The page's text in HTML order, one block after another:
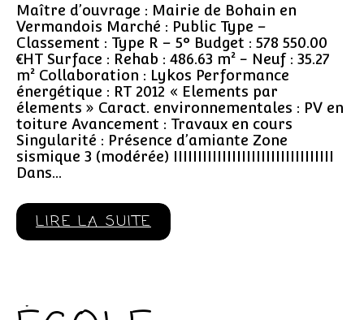
Maître d’ouvrage : Mairie de Bohain en
Vermandois Marché : Public Type –
Classement : Type R – 5° Budget : 578 550.00
€HT Surface : Rehab : 486.63 m² - Neuf : 35.27
m² Collaboration : Lykos Performance
énergétique : RT 2012 « Elements par
élements » Caract. environnementales : PV en
toiture Avancement : Travaux en cours
Singularité : Présence d’amiante Zone
sismique 3 (modérée) IIIIIIIIIIIIIIIIIIIIIIIIIIIIIIIII
Dans…
LIRE LA SUITE